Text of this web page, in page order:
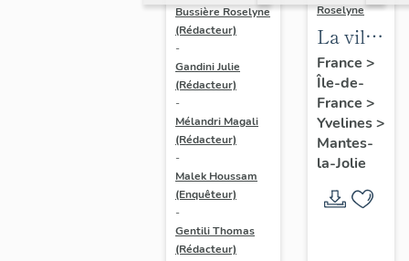
Bussière Roselyne
(Rédacteur)
-
Gandini Julie
(Rédacteur)
-
Mélandri Magali
(Rédacteur)
-
Malek Houssam
(Enquêteur)
-
Gentili Thomas
(Rédacteur)
Roselyne
La ville
de
Mantes-
la-Jolie
France >
Île-de-
France >
Yvelines>
Mantes-
la-Jolie